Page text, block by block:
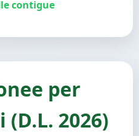
contigue
per
2026)